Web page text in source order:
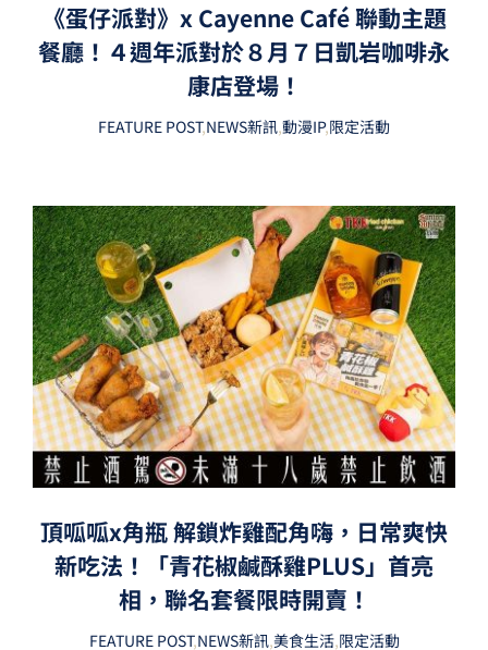
《蛋仔派對》x Cayenne Café 聯動主題
餐廳！４週年派對於８月７日凱岩咖啡永
康店登場！
FEATURE POST,NEWS新訊,動漫IP,限定活動
頂呱呱x角瓶 解鎖炸雞配角嗨，日常爽快
新吃法！「青花椒鹹酥雞PLUS」首亮
相，聯名套餐限時開賣！
FEATURE POST,NEWS新訊,美食生活,限定活動